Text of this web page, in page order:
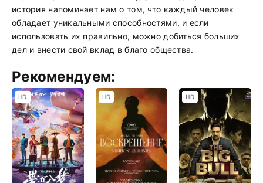
история напоминает нам о том, что каждый человек
обладает уникальными способностями, и если
использовать их правильно, можно добиться больших
дел и внести свой вклад в благо общества.
Рекомендуем:
HD HD HD